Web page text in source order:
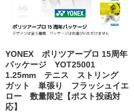
YONEX ポリツアープロ 15周年
パッケージ YOT25001
1.25mm テニス ストリング
ガット 単張り フラッシュイエ
ロー 数量限定【ポスト投函対
応】